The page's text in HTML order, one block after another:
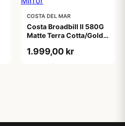
COSTA DEL MAR
Costa Broadbill II 580G
Matte Terra Cotta/Gold
1.999,00 kr